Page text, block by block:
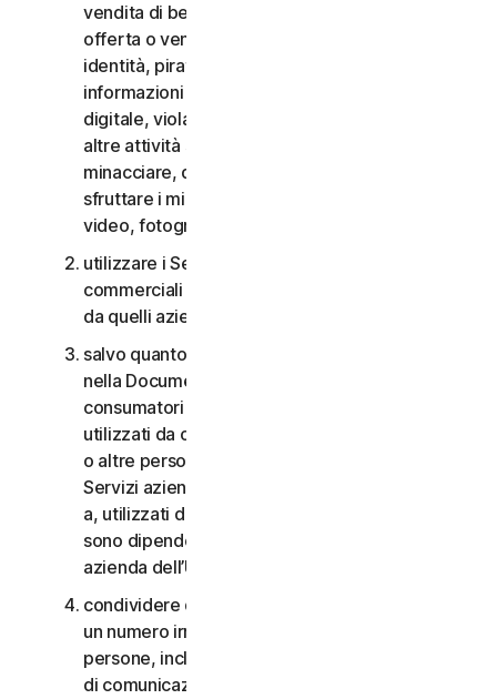
vendita di beni proibiti, militari e a duplice uso,
offerta o vendita di sostanze controllate, furti di
identità, pirateria informatica, pharming, furto di
informazioni in qualsiasi forma o scala, pirateria
digitale, violazioni della proprietà intellettuale e
altre attività simili; molestare, perseguitare,
minacciare, danneggiare o controllare altri o
sfruttare i minori in qualsiasi modo, inclusi audio,
video, fotografie, contenuti digitali, ecc.;
utilizzare i Servizi per i consumatori per scopi
commerciali o i Servizi aziendali per scopi diversi
da quelli aziendali interni;
salvo quanto diversamente previsto nel CLS o
nella Documentazione, i Servizi per i
consumatori non possono essere accessibili a,
utilizzati da o condivisi con familiari, non familiari
o altre persone che non risiedono con l’Utente e i
Servizi aziendali non possono essere accessibili
a, utilizzati da o condivisi con persone che non
sono dipendenti o non fanno parte della Piccola
azienda dell’Utente;
condividere qualsiasi dato o altro contenuto con
un numero irragionevolmente elevato di
persone, incluso, a titolo esemplificativo, l’invio
di comunicazioni a un gran numero di destinatari